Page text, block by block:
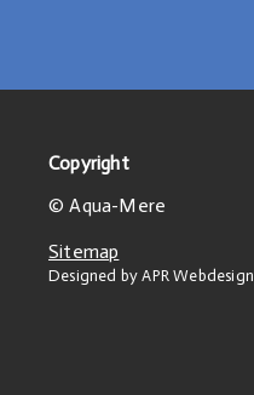
Copyright
© Aqua-Mere
Sitemap
Designed by APR Webdesign